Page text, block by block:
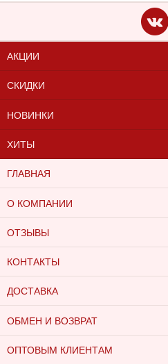
АКЦИИ
СКИДКИ
НОВИНКИ
ХИТЫ
ГЛАВНАЯ
О КОМПАНИИ
ОТЗЫВЫ
КОНТАКТЫ
ДОСТАВКА
ОБМЕН И ВОЗВРАТ
ОПТОВЫМ КЛИЕНТАМ